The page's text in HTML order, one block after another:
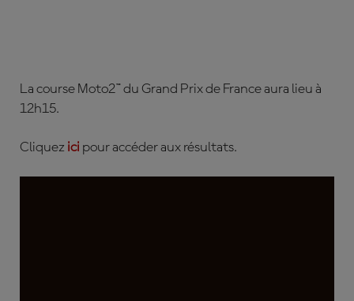
La course Moto2™ du Grand Prix de France aura lieu à
12h15.
Cliquez ici pour accéder aux résultats.